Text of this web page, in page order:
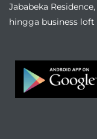
Jababeka
hingga business